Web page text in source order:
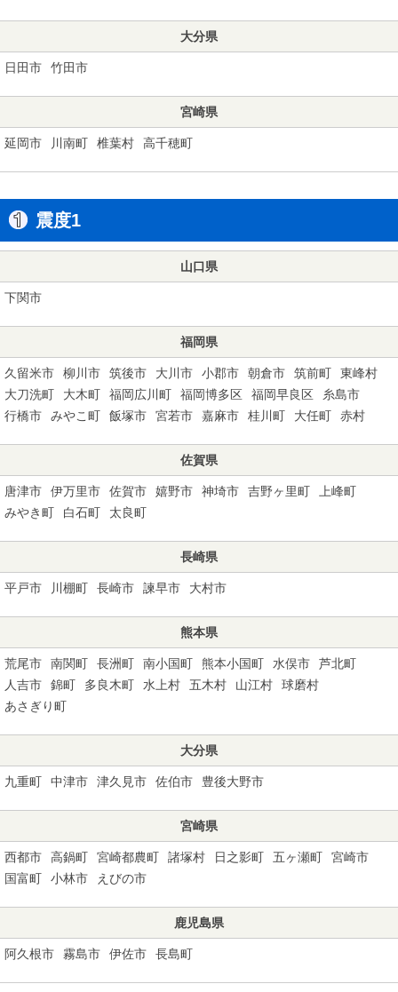
大分県
日田市 竹田市
宮崎県
延岡市 川南町 椎葉村 高千穂町
震度1
山口県
下関市
福岡県
久留米市 柳川市 筑後市 大川市 小郡市 朝倉市 筑前町
東峰村
大刀洗町
大木町 福岡広川町 福岡博多区 福岡早良区
糸島市
行橋市
みやこ町 飯塚市 宮若市 嘉麻市 桂川町 大任町 赤村
佐賀県
唐津市 伊万里市 佐賀市 嬉野市 神埼市 吉野ヶ里町
上峰町
みやき町
白石町 太良町
長崎県
平戸市 川棚町 長崎市 諫早市 大村市
熊本県
荒尾市 南関町 長洲町 南小国町 熊本小国町 水俣市
芦北町
人吉市
錦町 多良木町 水上村 五木村 山江村
球磨村
あさぎり町
大分県
九重町 中津市 津久見市 佐伯市 豊後大野市
宮崎県
西都市 高鍋町 宮崎都農町 諸塚村 日之影町 五ヶ瀬町
宮崎市
国富町
小林市 えびの市
鹿児島県
阿久根市 霧島市 伊佐市 長島町